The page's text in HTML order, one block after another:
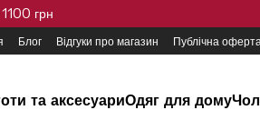
грн
Блог Відгуки про магазин Публічна
та аксесуариОдяг для дому